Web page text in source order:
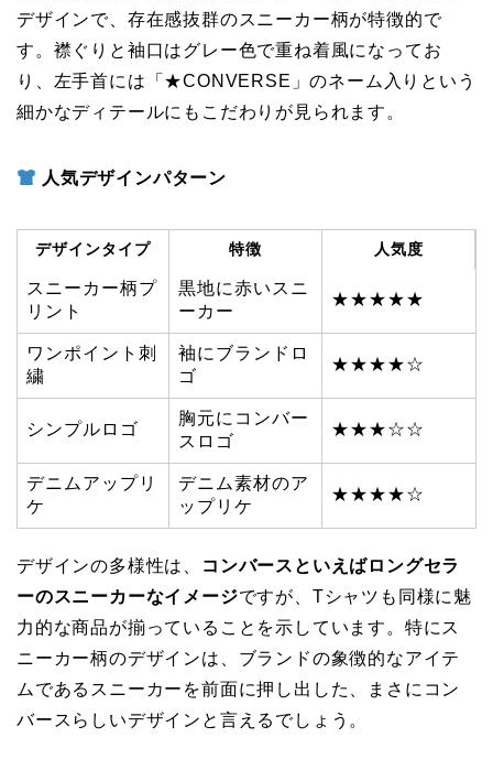
デザインで、存在感抜群のスニーカー柄が特徴的で
す。襟ぐりと袖口はグレー色で重ね着風になってお
り、左手首には「★CONVERSE」のネーム入りという
細かなディテールにもこだわりが見られます。
人気デザインパターン
デザインタイプ 特徴 人気度
スニーカー柄プ
リント
黒地に赤いスニ
ーカー
★★★★★
ワンポイント刺
繍
袖にブランドロ
ゴ
★★★★☆
シンプルロゴ
胸元にコンバー
スロゴ
★★★☆☆
デニムアップリ
ケ
デニム素材のア
ップリケ
★★★★☆
デザインの多様性は、
コンバースといえばロングセラ
ーのスニーカーなイメージですが、Tシャツも同様に魅
力的な商品が揃っていることを示しています。特にス
ニーカー柄のデザインは、ブランドの象徴的なアイテ
ムであるスニーカーを前面に押し出した、まさにコン
バースらしいデザインと言えるでしょう。